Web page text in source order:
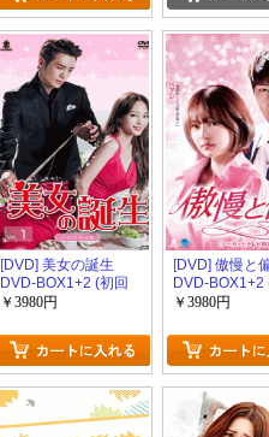
[DVD] 美女の誕生
DVD-BOX1+2 (初回
生産限定版)
￥3980円
[DVD] 傲慢と
DVD-BOX1+2
生産限定版)
￥3980円